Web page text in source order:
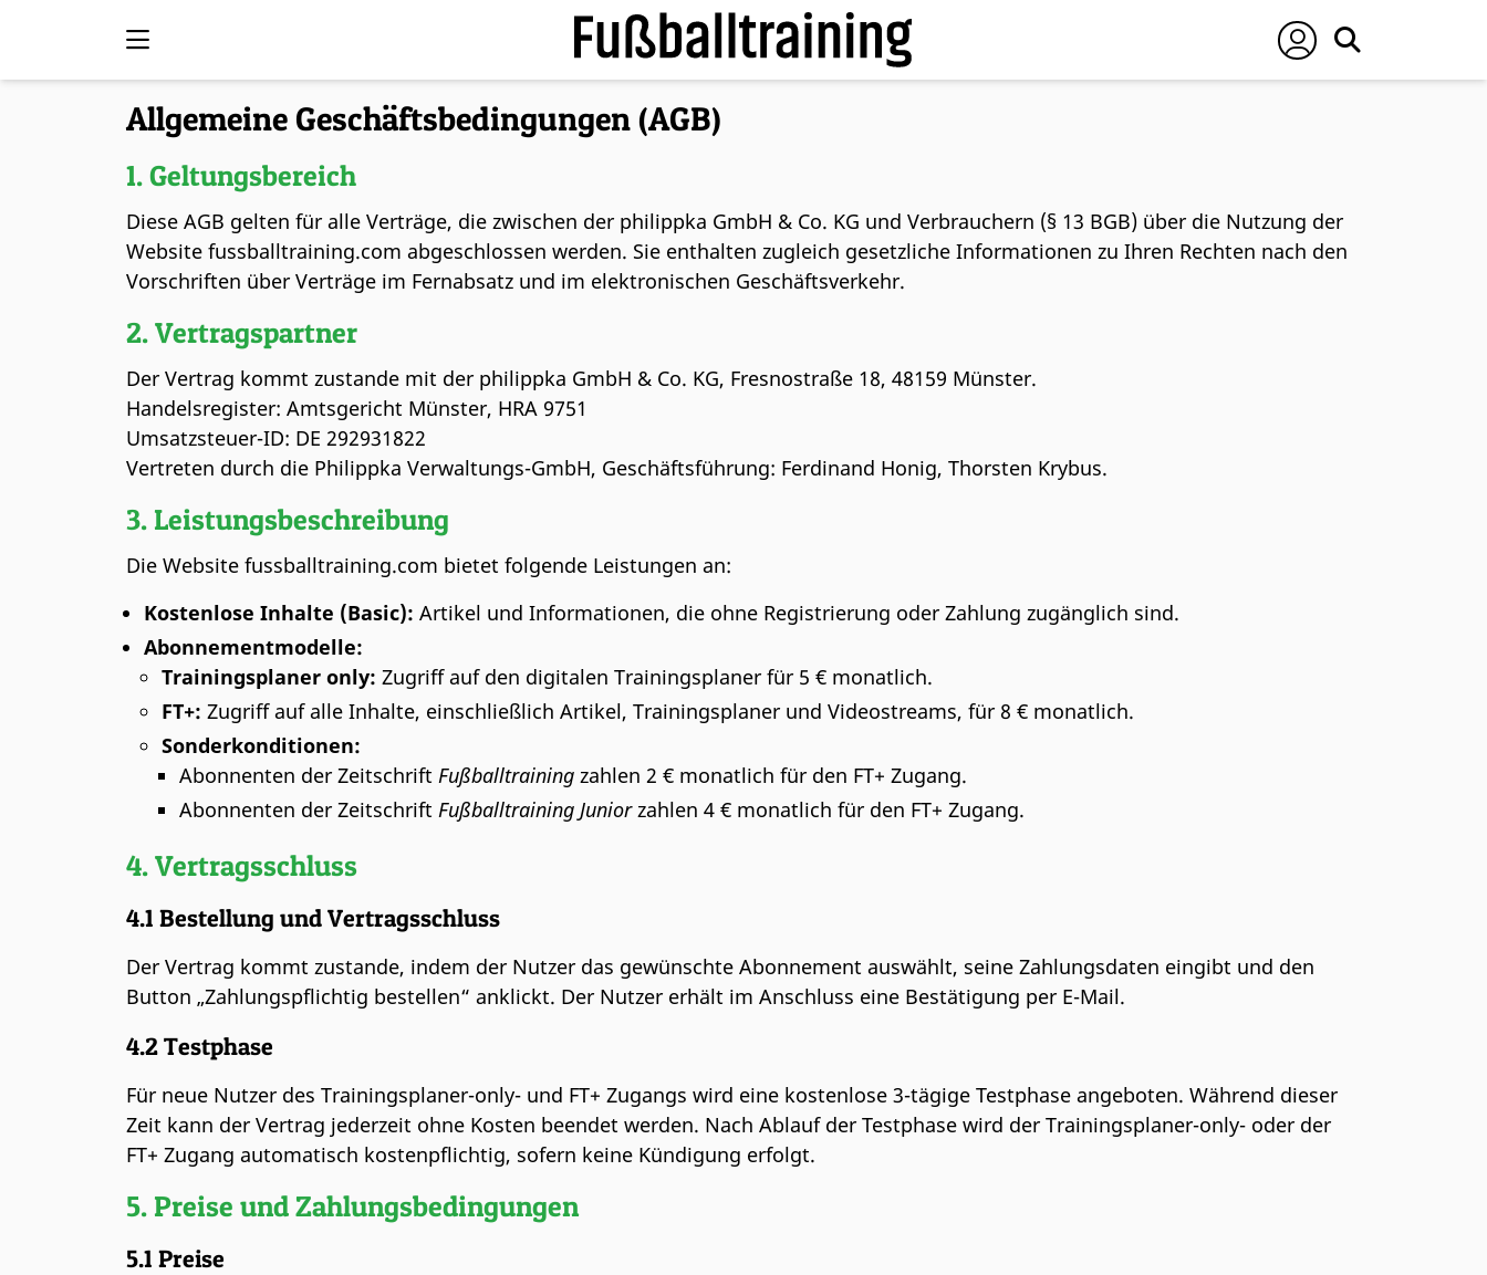
Allgemeine Geschäftsbedingungen (AGB)
1. Geltungsbereich
Diese AGB gelten für alle Verträge, die zwischen der philippka GmbH & Co. KG und Verbrauchern (§ 13 BGB) über die Nutzung der
Website fussballtraining.com abgeschlossen werden. Sie enthalten zugleich gesetzliche Informationen zu Ihren Rechten nach den
Vorschriften über Verträge im Fernabsatz und im elektronischen Geschäftsverkehr.
2. Vertragspartner
Der Vertrag kommt zustande mit der philippka GmbH & Co. KG, Fresnostraße 18, 48159 Münster.
Handelsregister: Amtsgericht Münster, HRA 9751
Umsatzsteuer-ID: DE 292931822
Vertreten durch die Philippka Verwaltungs-GmbH, Geschäftsführung: Ferdinand Honig, Thorsten Krybus.
3. Leistungsbeschreibung
Die Website fussballtraining.com bietet folgende Leistungen an:
Kostenlose Inhalte (Basic): Artikel und Informationen, die ohne Registrierung oder Zahlung zugänglich sind.
Abonnementmodelle:
Trainingsplaner only: Zugriff auf den digitalen Trainingsplaner für 5 € monatlich.
FT+: Zugriff auf alle Inhalte, einschließlich Artikel, Trainingsplaner und Videostreams, für 8 € monatlich.
Sonderkonditionen:
Abonnenten der Zeitschrift Fußballtraining zahlen 2 € monatlich für den FT+ Zugang.
Abonnenten der Zeitschrift Fußballtraining Juniorzahlen 4 € monatlich für den FT+ Zugang.
4. Vertragsschluss
4.1 Bestellung und Vertragsschluss
Der Vertrag kommt zustande, indem der Nutzer das gewünschte Abonnement auswählt, seine Zahlungsdaten eingibt und den
Button „Zahlungspflichtig bestellen“ anklickt. Der Nutzer erhält im Anschluss eine Bestätigung per E-Mail.
4.2 Testphase
Für neue Nutzer des Trainingsplaner-only- und FT+ Zugangs wird eine kostenlose 3-tägige Testphase angeboten. Während dieser
Zeit kann der Vertrag jederzeit ohne Kosten beendet werden. Nach Ablauf der Testphase wird der Trainingsplaner-only- oder der
FT+ Zugang automatisch kostenpflichtig, sofern keine Kündigung erfolgt.
5. Preise und Zahlungsbedingungen
5.1 Preise